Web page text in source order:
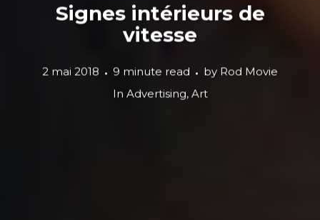
Signes intérieurs de
vitesse
2 mai 2018 9 minute read by Rod Movie
In Advertising, Art